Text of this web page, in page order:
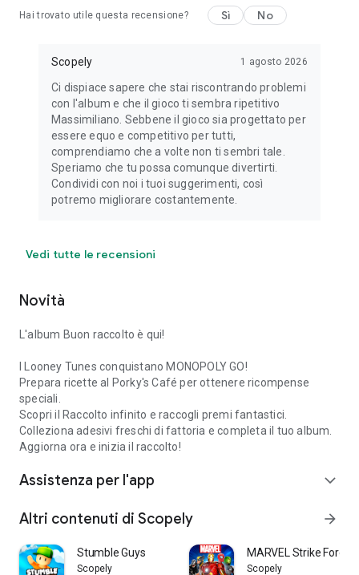
Hai trovato utile questa recensione? Sì No
Scopely 1 agosto 2026
Ci dispiace sapere che stai riscontrando problemi
con l'album e che il gioco ti sembra ripetitivo
Massimiliano. Sebbene il gioco sia progettato per
essere equo e competitivo per tutti,
comprendiamo che a volte non ti sembri tale.
Speriamo che tu possa comunque divertirti.
Condividi con noi i tuoi suggerimenti, così
potremo migliorare costantemente.
Vedi tutte le recensioni
Novità
L'album Buon raccolto è qui!
I Looney Tunes conquistano MONOPOLY GO!
Prepara ricette al Porky's Café per ottenere ricompense
speciali.
Scopri il Raccolto infinito e raccogli premi fantastici.
Colleziona adesivi freschi di fattoria e completa il tuo album.
Aggiorna ora e inizia il raccolto!
Assistenza per l'app expand_more
Altri contenuti di Scopely arrow_forward
Stumble Guys
Scopely
MARVEL Strike Force:
Scopely